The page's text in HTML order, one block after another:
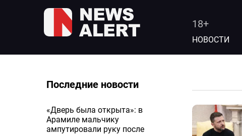
18+
НОВОСТИ
Последние новости
«Дверь была открыта»: в
Арамиле мальчику
ампутировали руку после